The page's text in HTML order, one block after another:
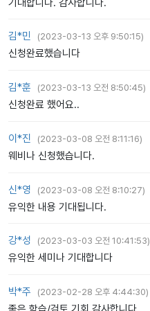
김*민 (2023-03-13 오후 9:50:15)
신청완료했습니다
김*훈 (2023-03-13 오전 8:50:45)
신청완료 했어요..
이*진 (2023-03-08 오전 8:11:16)
웨비나 신청했습니다.
신*영 (2023-03-08 오전 8:10:27)
유익한 내용 기대됩니다.
강*성 (2023-03-03 오전 10:41:53)
유익한 세미나 기대합니다
박*주 (2023-02-28 오후 4:44:30)